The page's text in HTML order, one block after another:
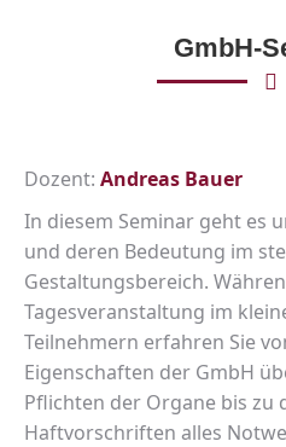
GmbH-
Dozent: Andreas Bauer
In diesem Seminar geht es
und deren Bedeutung im
Gestaltungsbereich.
Tagesveranstaltung im
Teilnehmern erfahren Sie
Eigenschaften der GmbH
Pflichten der Organe bis zu
Haftvorschriften alles